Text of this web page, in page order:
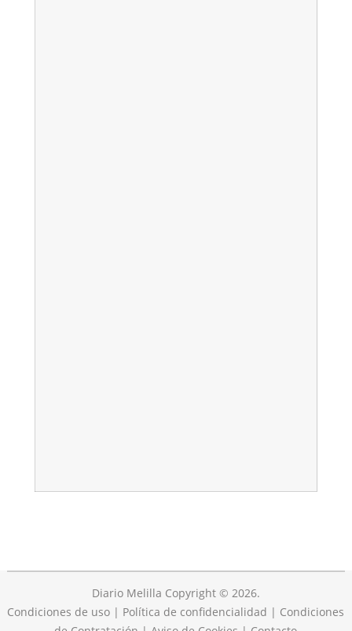
Diario Melilla Copyright © 2026.
Condiciones de uso | Política de confidencialidad | Condiciones